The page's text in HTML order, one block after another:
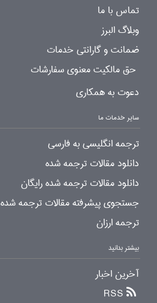
تماس با ما
وبلاگ البرز
ضمانت و گارانتی خدمات
حق مالکیت معنوی سفارشات
دعوت به همکاری
سایر خدمات ما
ترجمه انگلیسی به فارسی
دانلود مقالات ترجمه شده
دانلود مقالات ترجمه شده رایگان
جستجوی پیشرفته مقالات ترجمه شده
ترجمه ارزان
بیشتر بدانید
آخرین اخبار
RSS